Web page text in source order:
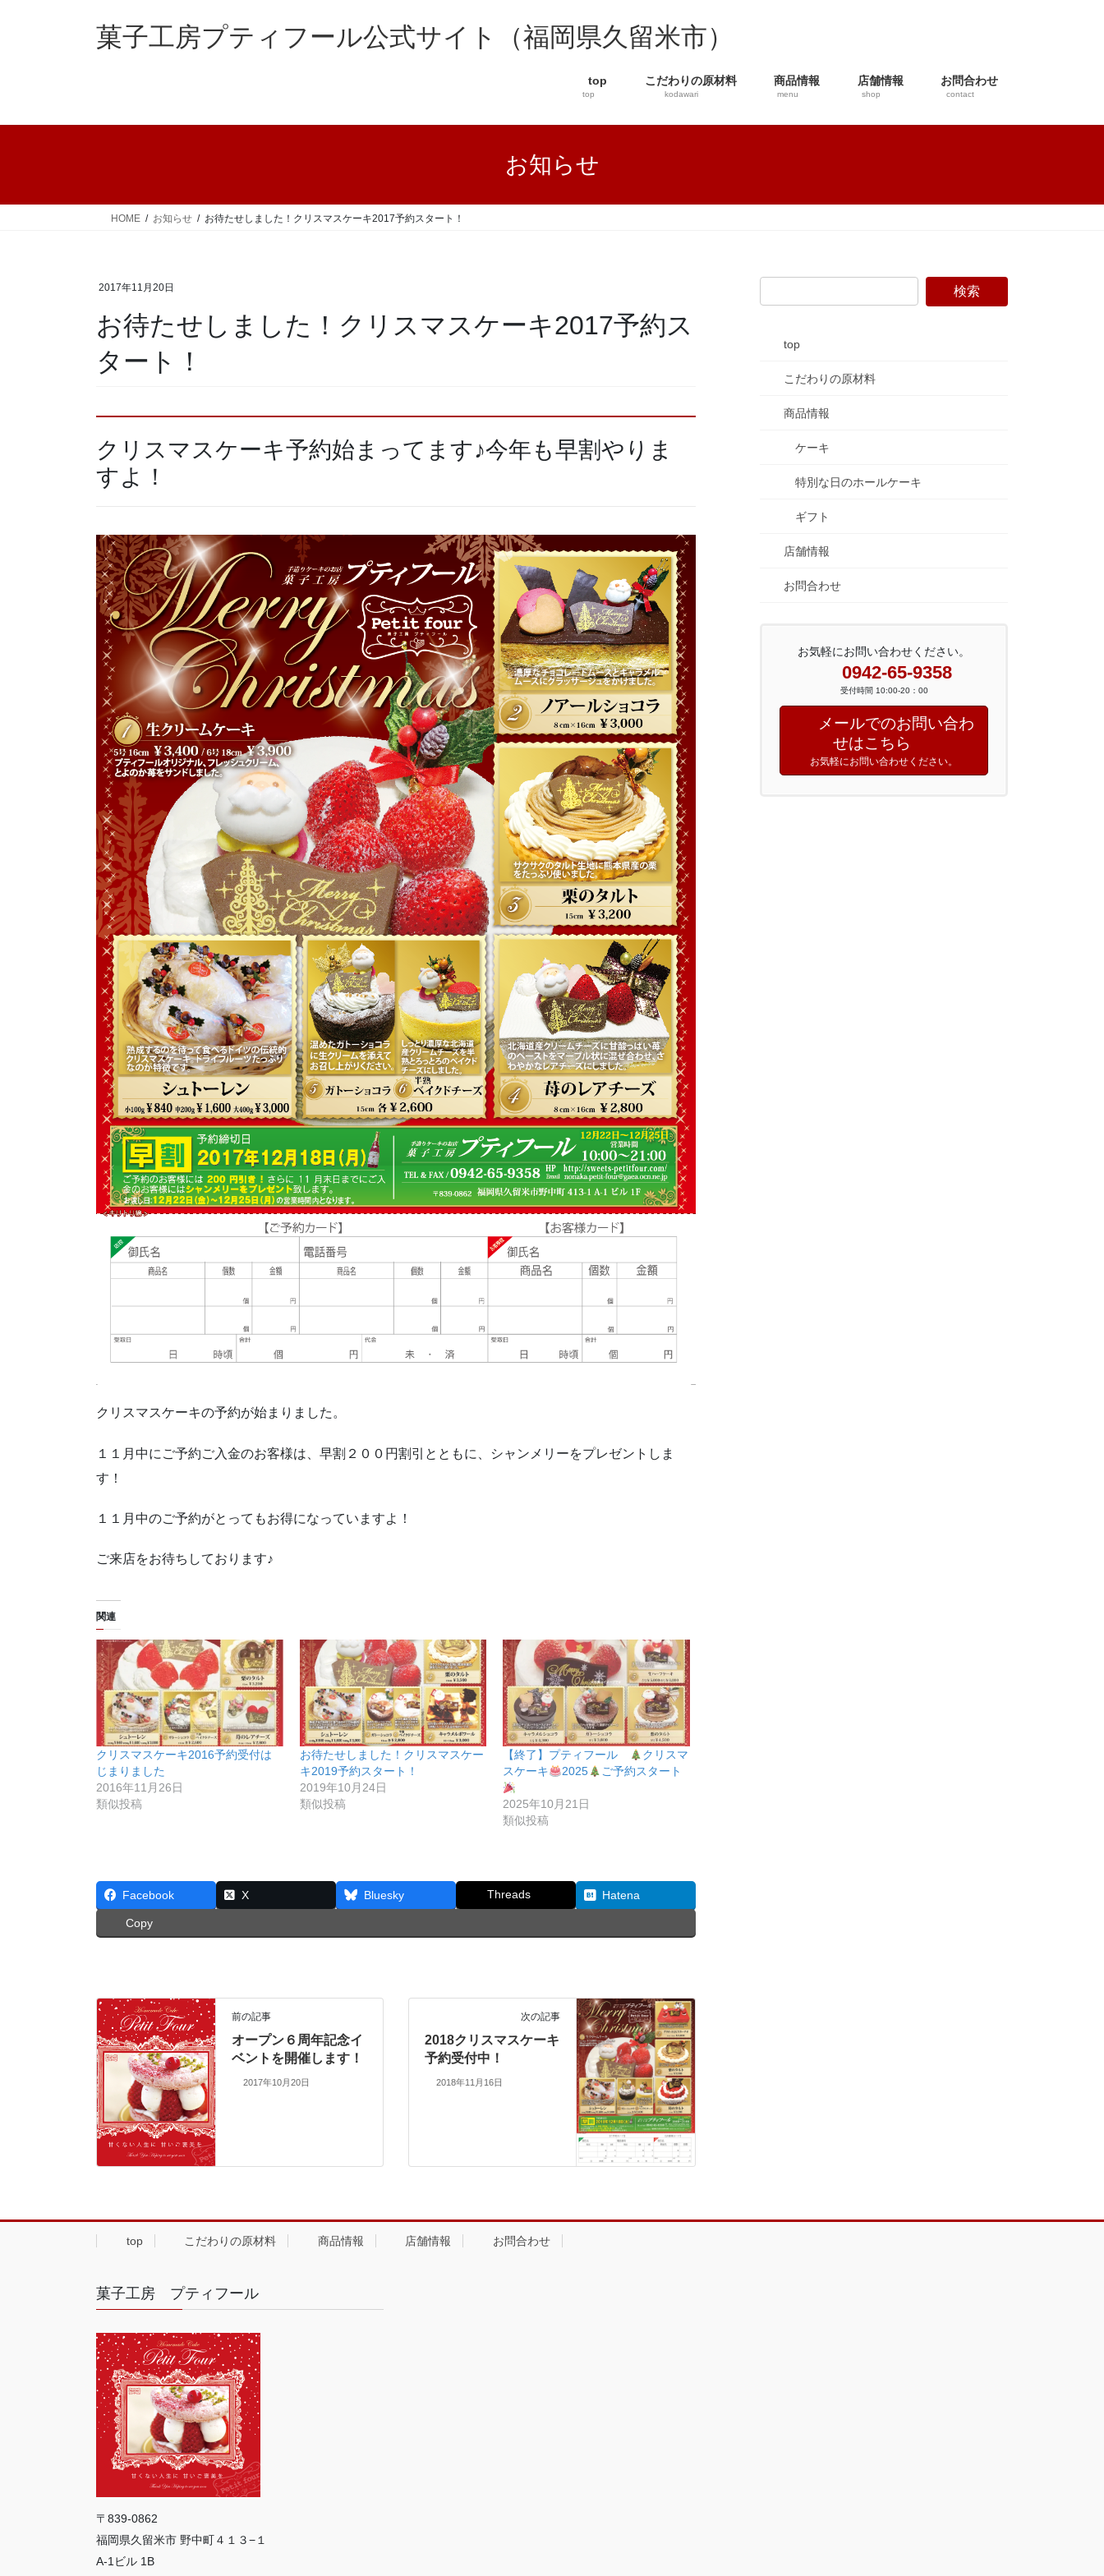
ス
ン
菓子工房プティフール公式サイト（福岡県久留米市）
top
top
こだわりの原材料
kodawari
商品情報
menu
店舗情報
shop
お問合わせ
contact
お知らせ
HOME お知らせ お待たせしました！クリスマスケーキ2017予約スタート！
2017年11月20日
お待たせしました！クリスマスケーキ2017予約ス
タート！
クリスマスケーキ予約始まってます♪今年も早割やりま
すよ！
クリスマスケーキの予約が始まりました。
１１月中にご予約ご入金のお客様は、早割２００円割引とともに、シャンメリーをプレゼントしま
す！
１１月中のご予約がとってもお得になっていますよ！
ご来店をお待ちしております♪
関連
クリスマスケーキ2016予約受付は
じまりました
2016年11月26日
類似投稿
お待たせしました！クリスマスケー
キ2019予約スタート！
2019年10月24日
類似投稿
【終了】プティフール
クリスマ
スケーキ
2025 ご予約スタート
2025年10月21日
類似投稿
Facebook X Bluesky Threads Hatena
Copy
前の記事
オープン６周年記念イ
ベントを開催します！
2017年10月20日
次の記事
2018クリスマスケーキ
予約受付中！
2018年11月16日
top
こだわりの原材料
商品情報
ケーキ
特別な日のホールケーキ
ギフト
店舗情報
お問合わせ
お気軽にお問い合わせください。
0942-65-9358
受付時間 10:00-20：00
メールでのお問い合わ
せはこちら
お気軽にお問い合わせください。
top こだわりの原材料 商品情報 店舗情報 お問合わせ
菓子工房 プティフール
〒839-0862
福岡県久留米市 野中町４１３−１
A-1ビル 1B